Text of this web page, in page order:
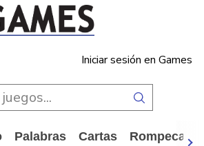
Iniciar sesión en Games
Palabras Cartas